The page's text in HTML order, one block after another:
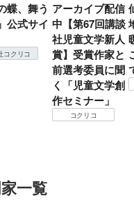
蝶、舞う
公式サイ
コクリコ
アーカイブ配信
中【第67回講談
社児童文学新人
賞】受賞作家と
前選考委員に聞
く「児童文学創
作セミナー」
コクリコ
一覧